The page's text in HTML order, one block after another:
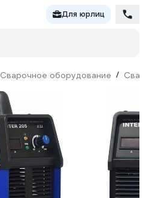
Для юрлиц
Сварочное оборудование /